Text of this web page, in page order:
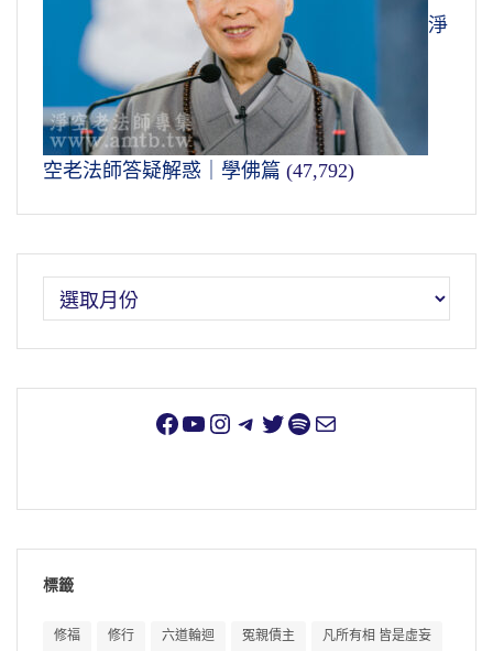
淨
空老法師答疑解惑｜學佛篇 (47,792)
標籤
修福 修行 六道輪迴 冤親債主 凡所有相 皆是虛妄